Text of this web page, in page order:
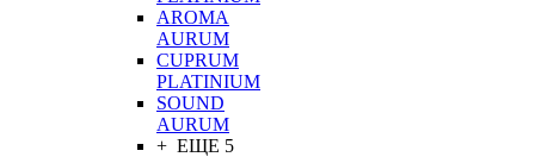
AROMA
AURUM
CUPRUM
PLATINIUM
SOUND
AURUM
+ ЕЩЕ 5